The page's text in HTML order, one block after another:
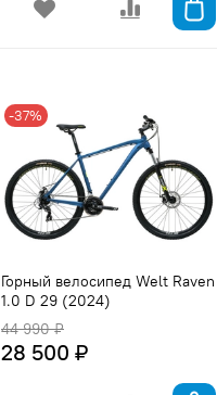
-37%
Горный велосипед Welt Raven
1.0 D 29 (2024)
44 990 ₽
28 500 ₽